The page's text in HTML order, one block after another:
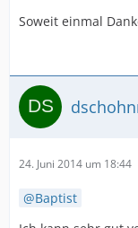
Soweit einmal
24. Juni 2014 um 18:44
Baptist